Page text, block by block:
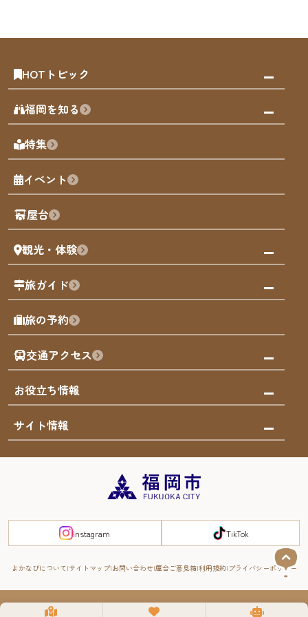
HOTトピック
みんなの旅行記
天神エリア
博多旧市街
福岡城
歴史・文化
福岡を知る
福岡の見どころ
福岡の魅力
観光カレンダー
観光PR動画
まち歩き
福岡グルメ
福岡を楽しむ
福岡のアート
福岡のナイトタイム
福岡の歴史・文化
サステナブルツーリズム
福岡検定
よかなび音声ガイド
FUKUOKA EAST&WEST COAST
周遊する
特集
イベント
屋台
観光・体験
観る・遊ぶ
屋台
買う
体験
泊まる
旅ガイド
モデルコース
AIおまかせコース
オリジナルプラン
みんなの旅行記
旅の予約
交通アクセス
市内交通ガイド
お得なチケット
お役立ち情報
お知らせ
災害情報
サイト情報
まち歩き・体験プログラム掲載申込
Instagram TikTok
よかなびについて サイトマップ お問い合わせ 屋台ご意見箱 利用規約 プライバシーポリシー
© 2008-2025 YOKANAVI All Rights Reserved.